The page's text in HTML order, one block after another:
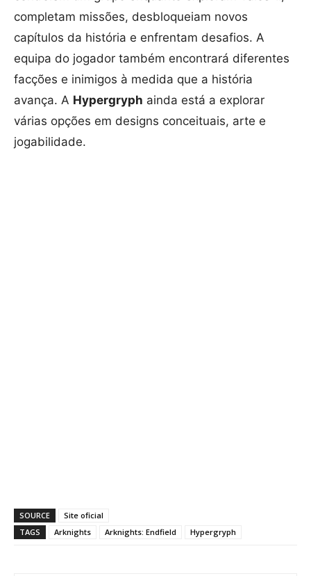
completam missões, desbloqueiam novos
capítulos da história e enfrentam desafios. A
equipa do jogador também encontrará diferentes
facções e inimigos à medida que a história
avança. A Hypergryph ainda está a explorar
várias opções em designs conceituais, arte e
jogabilidade.
SOURCE
Site oficial
TAGS
Arknights Arknights: Endfield Hypergryph